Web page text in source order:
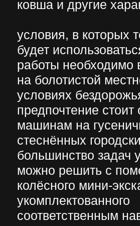
Нажимая на кнопку отправить
компание ООО «Винстрой»
АРЕНДА
W.I.N.S.T.R.O.Y@ya.ru
+7 926 214-98-21
Есть вопросы?